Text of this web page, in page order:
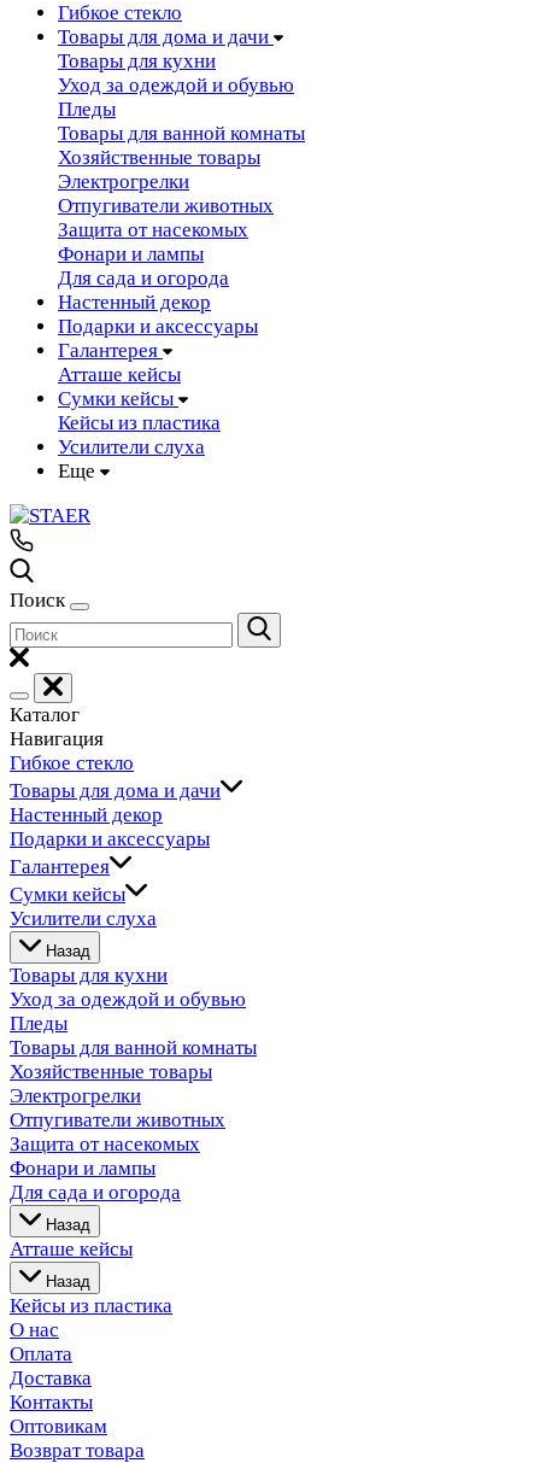
Гибкое стекло
Товары для дома и дачи
Товары для кухни
Уход за одеждой и обувью
Пледы
Товары для ванной комнаты
Хозяйственные товары
Электрогрелки
Отпугиватели животных
Защита от насекомых
Фонари и лампы
Для сада и огорода
Настенный декор
Подарки и аксессуары
Галантерея
Атташе кейсы
Сумки кейсы
Кейсы из пластика
Усилители слуха
Еще
Поиск
Каталог
Навигация
Гибкое стекло
Товары для дома и дачи
Настенный декор
Подарки и аксессуары
Галантерея
Сумки кейсы
Усилители слуха
Назад
Товары для кухни
Уход за одеждой и обувью
Пледы
Товары для ванной комнаты
Хозяйственные товары
Электрогрелки
Отпугиватели животных
Защита от насекомых
Фонари и лампы
Для сада и огорода
Назад
Атташе кейсы
Назад
Кейсы из пластика
О нас
Оплата
Доставка
Контакты
Оптовикам
Возврат товара